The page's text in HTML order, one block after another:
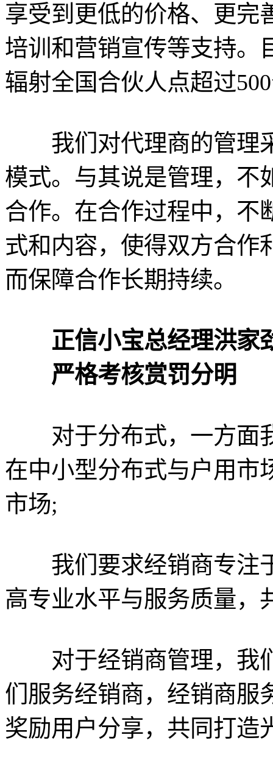
享受到更低的价格、更完
培训和营销宣传等支持。
辐射全国合伙人点超过
我们对代理商的管理
模式。与其说是管理，不
合作。在合作过程中，不
式和内容，使得双方合作
而保障合作长期持续。
正信小宝总经理洪家
严格考核赏罚分明
对于分布式，一方面
在中小型分布式与户用市
市场;
我们要求经销商专注
高专业水平与服务质量，
对于经销商管理，我
们服务经销商，经销商服
奖励用户分享，共同打造